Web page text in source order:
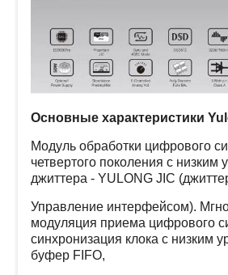
Основные характеристики
Модуль обработки цифрового
четвертого поколения с низким
джиттера - YULONG JIC
Управление интерфейсом).
модуляция приема цифрового
синхронизация клока с низким
буфер FIFO,